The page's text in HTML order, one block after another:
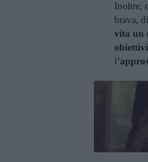
Inoltre,
brava,
vita un
l’